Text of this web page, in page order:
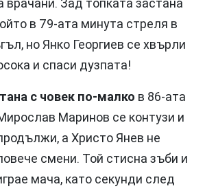
врачани. Зад топката застана
в 79-ата минута стреля в
но Янко Георгиев се хвърли
и спаси дузпата!
с човек по-малко в 86-ата
Маринов се контузи и
а Христо Янев не
смени. Той стисна зъби и
мача, като секунди след